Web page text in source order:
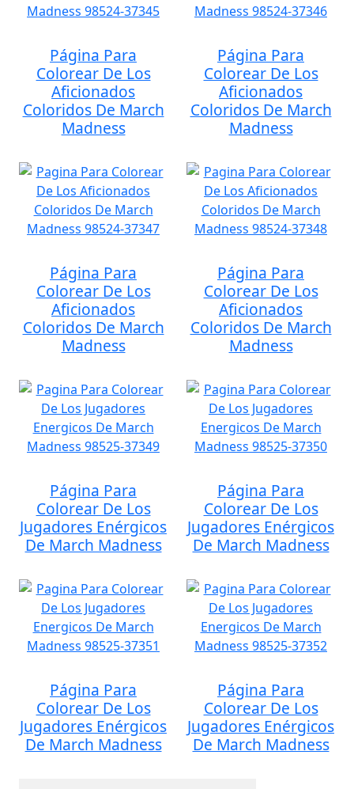
Página Para
Colorear De Los
Aficionados
Coloridos De March
Madness
Página Para
Colorear De Los
Aficionados
Coloridos De March
Madness
Página Para
Colorear De Los
Aficionados
Coloridos De March
Madness
Página Para
Colorear De Los
Aficionados
Coloridos De March
Madness
Página Para
Colorear De Los
Jugadores Enérgicos
De March Madness
Página Para
Colorear De Los
Jugadores Enérgicos
De March Madness
Página Para
Colorear De Los
Jugadores Enérgicos
De March Madness
Página Para
Colorear De Los
Jugadores Enérgicos
De March Madness